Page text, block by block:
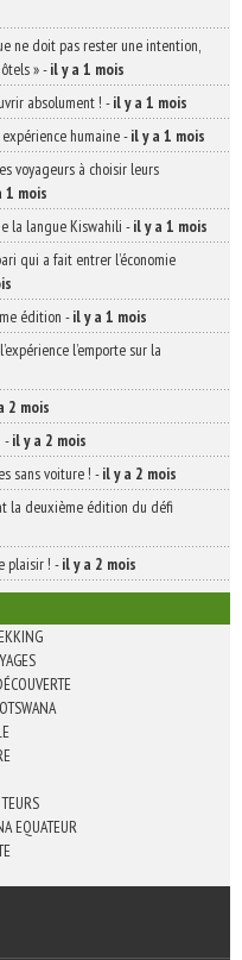
ne doit pas rester une intention,
»-il y a 1 mois
absolument ! -il y a 1 mois
humaine-il y a 1 mois
voyageurs à choisir leurs
1 mois
la langue Kiswahili -il y a 1 mois
qui a fait entrer l’économie
édition -il y a 1 mois
l’emporte sur la
2 mois
-il y a 2 mois
sans voiture ! -il y a 2 mois
la deuxième édition du défi
plaisir ! -il y a 2 mois
EQUATEUR